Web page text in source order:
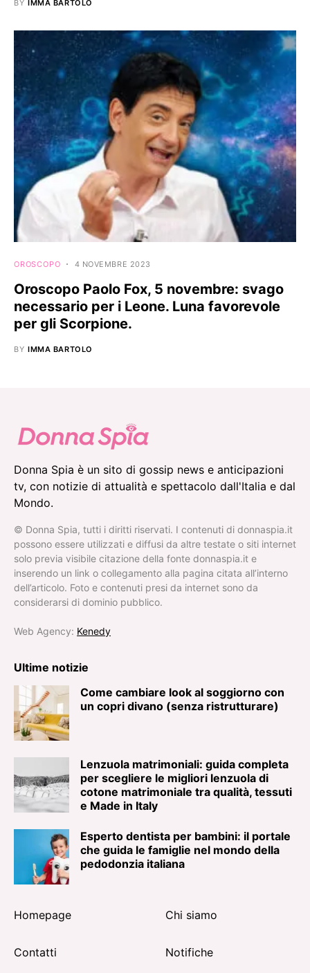
BY IMMA BARTOLO
OROSCOPO 4 NOVEMBRE 2023
Oroscopo Paolo Fox, 5 novembre: svago
necessario per i Leone. Luna favorevole
per gli Scorpione.
BY IMMA BARTOLO
Donna Spia è un sito di gossip news e anticipazioni
tv, con notizie di attualità e spettacolo dall'Italia e dal
Mondo.
© Donna Spia, tutti i diritti riservati. I contenuti di donnaspia.it
possono essere utilizzati e diffusi da altre testate o siti internet
solo previa visibile citazione della fonte donnaspia.it e
inserendo un link o collegamento alla pagina citata all’interno
dell’articolo. Foto e contenuti presi da internet sono da
considerarsi di dominio pubblico.
Web Agency: Kenedy
Ultime notizie
Come cambiare look al soggiorno con
un copri divano (senza ristrutturare)
Lenzuola matrimoniali: guida completa
per scegliere le migliori lenzuola di
cotone matrimoniale tra qualità, tessuti
e Made in Italy
Esperto dentista per bambini: il portale
che guida le famiglie nel mondo della
pedodonzia italiana
Homepage Chi siamo
Contatti Notifiche